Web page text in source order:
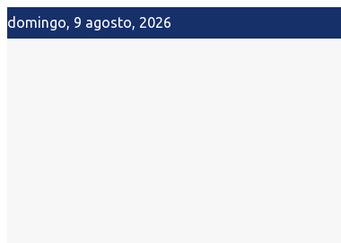
domingo, 9 agosto, 2026